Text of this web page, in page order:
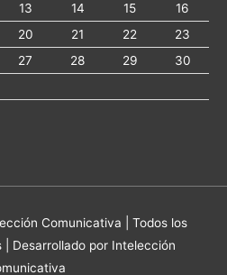
13 14 15
16
20 21 22
23
27 28 29
30
Comunicativa | Todos los
| Desarrollado por Intelección